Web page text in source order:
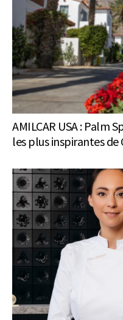
AMILCAR USA : Palm
les plus inspirantes de